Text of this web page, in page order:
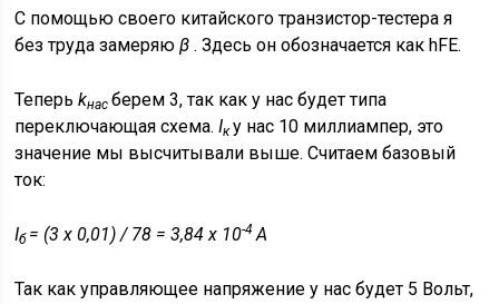
С помощью своего китайского транзистор-тестера я
без труда замеряю β . Здесь он обозначается как hFE.
Теперьkнасберем 3, так как у нас будет типа
переключающая схема.Iку нас 10 миллиампер, это
значение мы высчитывали выше. Считаем базовый
ток:
Iб = (3 х 0,01) / 78 = 3,84 х 10-4 А
Так как управляющее напряжение у нас будет 5 Вольт,